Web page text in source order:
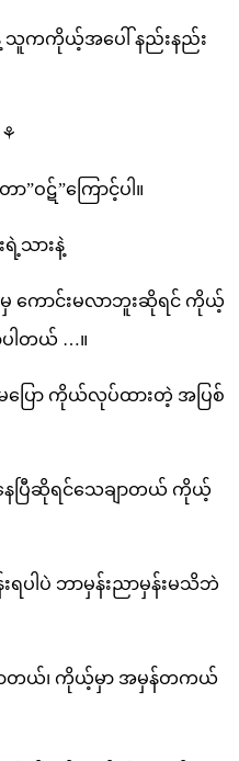
သူကကိုယ့်အပေါ် နည်းနည်း
ဝဋ်”ကြောင့်ပါ။
သားနဲ့
ကောင်းမလာဘူးဆိုရင် ကိုယ့်
ပါတယ် …။
ော ကိုယ်လုပ်ထားတဲ့ အပြစ်
ပြီဆိုရင်သေချာတယ် ကိုယ့်
ါပဲ ဘာမှန်းညာမှန်းမသိဘဲ
ာတယ်၊ ကိုယ့်မှာ အမှန်တကယ်